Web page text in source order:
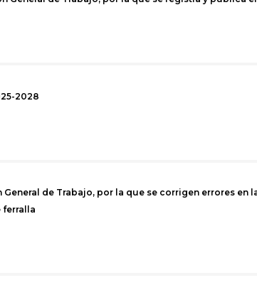
2028
de Trabajo, por la que se corrigen errores en
ferralla